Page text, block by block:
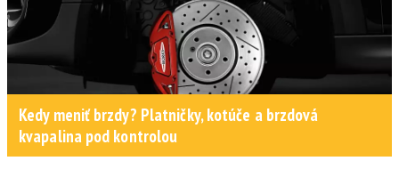
Kedy meniť brzdy? Platničky, kotúče a brzdová
kvapalina pod kontrolou